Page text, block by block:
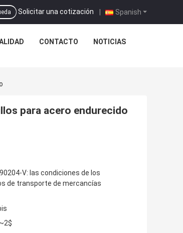
Spanish
Solicitar una cotización |
CONTACTO NOTICIAS
para acero endurecido
V: las condiciones de los
de transporte de mercancías